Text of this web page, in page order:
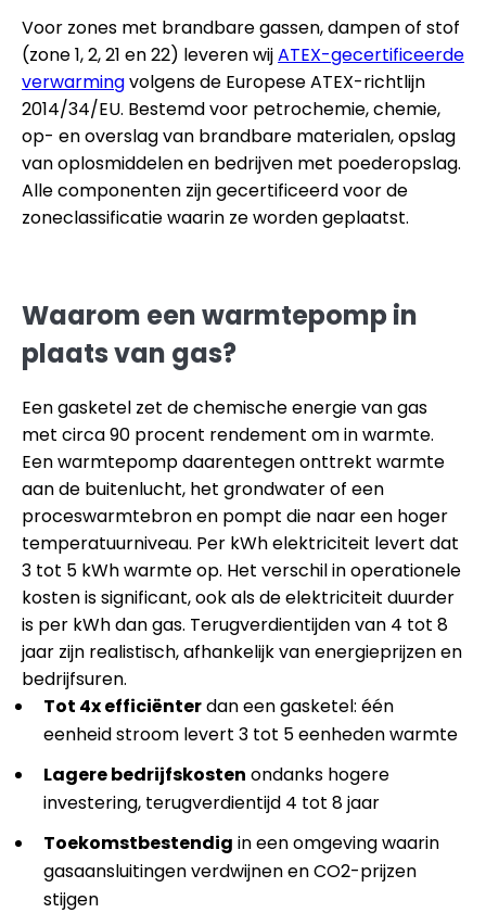
Voor zones met brandbare gassen, dampen of stof
(zone 1, 2, 21 en 22) leveren wijATEX-gecertificeerde
verwarmingvolgens de Europese ATEX-richtlijn
2014/34/EU. Bestemd voor petrochemie, chemie,
op- en overslag van brandbare materialen, opslag
van oplosmiddelen en bedrijven met poederopslag.
Alle componenten zijn gecertificeerd voor de
zoneclassificatie waarin ze worden geplaatst.
Waarom een warmtepomp in
plaats van gas?
Een gasketel zet de chemische energie van gas
met circa 90 procent rendement om in warmte.
Een warmtepomp daarentegen onttrekt warmte
aan de buitenlucht, het grondwater of een
proceswarmtebron en pompt die naar een hoger
temperatuurniveau. Per kWh elektriciteit levert dat
3 tot 5 kWh warmte op. Het verschil in operationele
kosten is significant, ook als de elektriciteit duurder
is per kWh dan gas. Terugverdientijden van 4 tot 8
jaar zijn realistisch, afhankelijk van energieprijzen en
bedrijfsuren.
Tot 4x efficiënterdan een gasketel: één
eenheid stroom levert 3 tot 5 eenheden warmte
Lagere bedrijfskosten ondanks hogere
investering, terugverdientijd 4 tot 8 jaar
Toekomstbestendig in een omgeving waarin
gasaansluitingen verdwijnen en CO2-prijzen
stijgen